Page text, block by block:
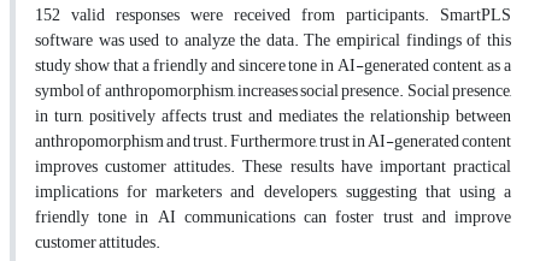
152 valid responses were received from participants. SmartPLS
software was used to analyze the data. The empirical findings of this
study show that a friendly and sincere tone in AI-generated content, as a
symbol of anthropomorphism, increases social presence. Social presence,
in turn, positively affects trust and mediates the relationship between
anthropomorphism and trust. Furthermore, trust in AI-generated content
improves customer attitudes. These results have important practical
implications for marketers and developers, suggesting that using a
friendly tone in AI communications can foster trust and improve
customer attitudes.